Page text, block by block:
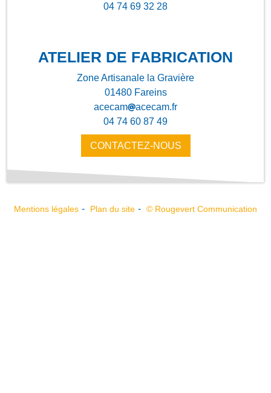
04 74 69 32 28
ATELIER DE FABRICATION
Zone Artisanale la Gravière
01480 Fareins
acecam
acecam.fr
04 74 60 87 49
CONTACTEZ-NOUS
Mentions légales Plan du site © Rougevert Communication